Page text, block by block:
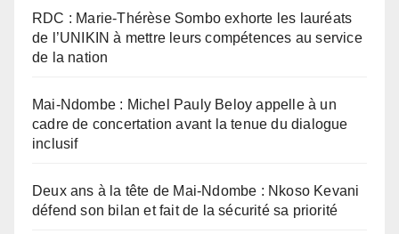
RDC : Marie-Thérèse Sombo exhorte les lauréats
de l’UNIKIN à mettre leurs compétences au service
de la nation
Mai-Ndombe : Michel Pauly Beloy appelle à un
cadre de concertation avant la tenue du dialogue
inclusif
Deux ans à la tête de Mai-Ndombe : Nkoso Kevani
défend son bilan et fait de la sécurité sa priorité